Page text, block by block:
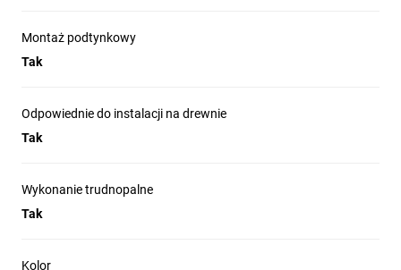
Montaż podtynkowy
Tak
Odpowiednie do instalacji na drewnie
Tak
Wykonanie trudnopalne
Tak
Kolor